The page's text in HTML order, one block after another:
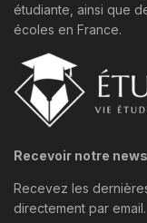
étudiante, ainsi que
écoles en France.
Recevoir notre
Recevez les
directement par email.